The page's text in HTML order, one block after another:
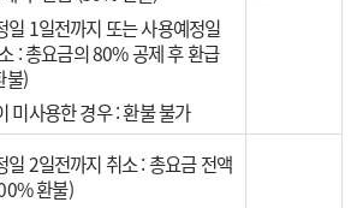
1일전까지 또는 사용예정일
: 총요금의 80% 공제 후 환급
불)
사용한 경우 : 환불 불가
2일전까지 취소 : 총요금 전액
환불)